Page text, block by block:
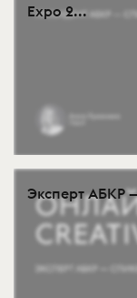
Expo 2...
Эксперт АБКР